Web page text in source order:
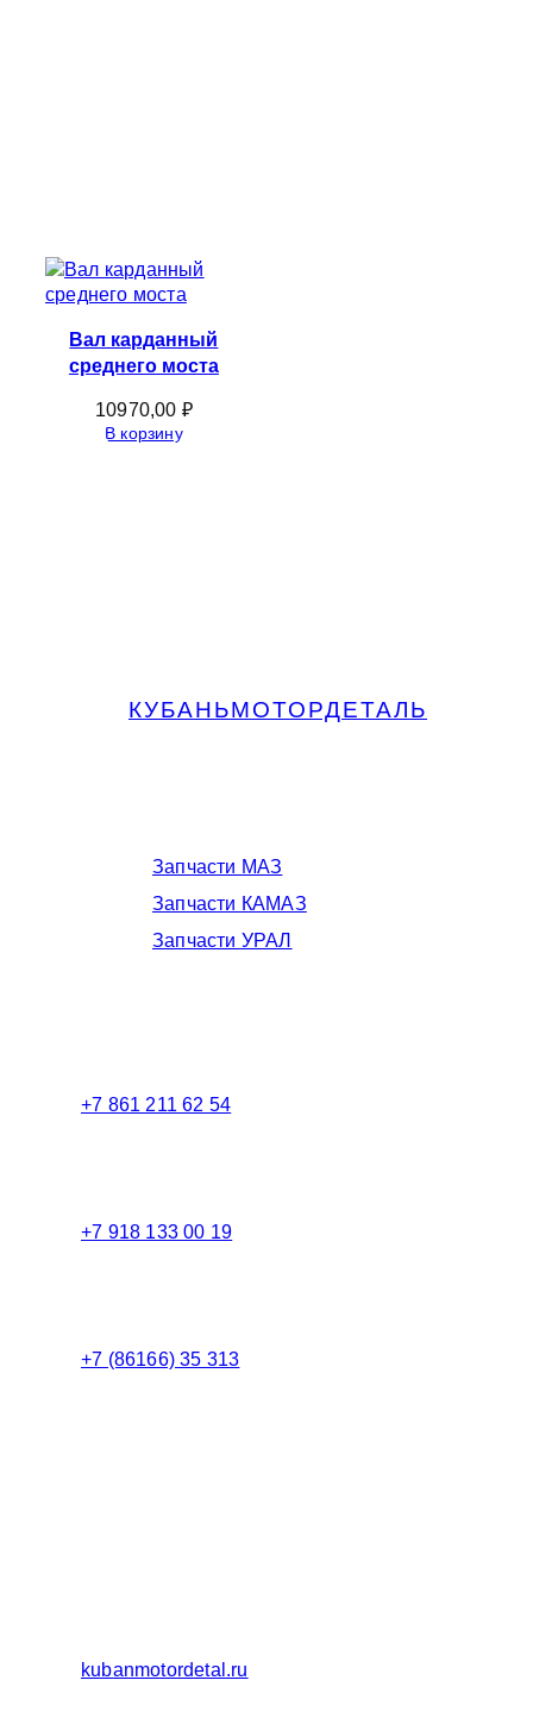
Вал карданный
среднего моста
10970,00 ₽
В корзину
КУБАНЬМОТОРДЕТАЛЬ
Запчасти МАЗ
Запчасти КАМАЗ
Запчасти УРАЛ
+7 861 211 62 54
+7 918 133 00 19
+7 (86166) 35 313
kubanmotordetal.ru